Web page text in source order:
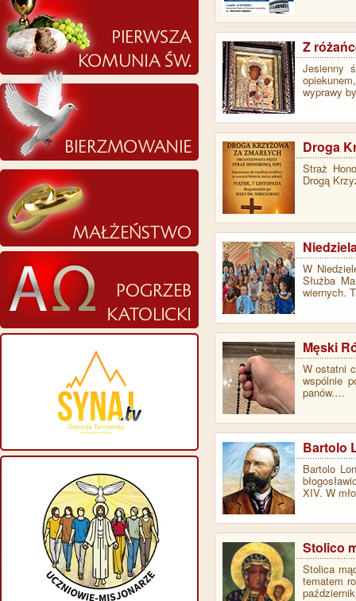
Z
Jesienny
wyprawy
Droga
Straż
Drogą
W
Służba
wiernych.
Męski
W ostatni
wspólnie
panów.…
Bartolo
Bartolo
XIV. W
Stolico
Stolica
tematem